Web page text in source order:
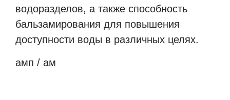
водоразделов, а также способность
бальзамирования для повышения
доступности воды в различных целях.
амп / ам